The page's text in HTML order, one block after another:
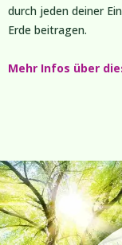
durch jeden deiner
Erde beitragen.
Mehr Infos über